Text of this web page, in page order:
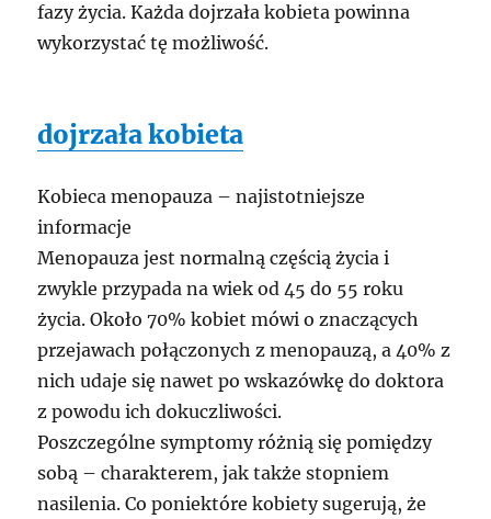
fazy życia. Każda dojrzała kobieta powinna
wykorzystać tę możliwość.
dojrzała kobieta
Kobieca menopauza – najistotniejsze
informacje
Menopauza jest normalną częścią życia i
zwykle przypada na wiek od 45 do 55 roku
życia. Około 70% kobiet mówi o znaczących
przejawach połączonych z menopauzą, a 40% z
nich udaje się nawet po wskazówkę do doktora
z powodu ich dokuczliwości.
Poszczególne symptomy różnią się pomiędzy
sobą – charakterem, jak także stopniem
nasilenia. Co poniektóre kobiety sugerują, że